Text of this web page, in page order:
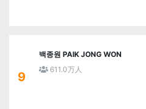
9
백종원 PAIK JONG WON
611.0万人